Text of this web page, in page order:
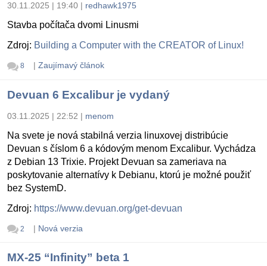
30.11.2025 | 19:40 | redhawk1975
Stavba počítača dvomi Linusmi
Zdroj: Building a Computer with the CREATOR of Linux!
8 | Zaujímavý článok
Devuan 6 Excalibur je vydaný
03.11.2025 | 22:52 | menom
Na svete je nová stabilná verzia linuxovej distribúcie
Devuan s číslom 6 a kódovým menom Excalibur. Vychádza
z Debian 13 Trixie. Projekt Devuan sa zameriava na
poskytovanie alternatívy k Debianu, ktorú je možné použiť
bez SystemD.
Zdroj: https://www.devuan.org/get-devuan
2 | Nová verzia
MX-25 “Infinity” beta 1